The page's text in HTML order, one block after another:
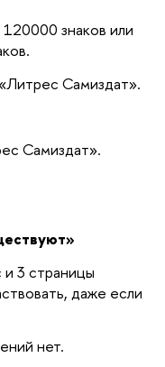
знаков или
Самиздат».
Самиздат».
3 страницы
даже если
нет.